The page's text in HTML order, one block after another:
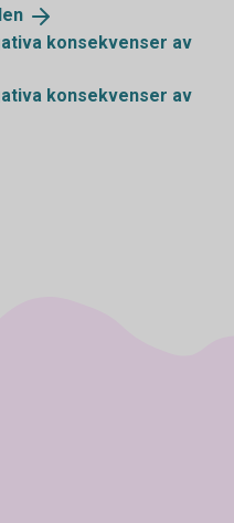
konsekvenser av
konsekvenser av